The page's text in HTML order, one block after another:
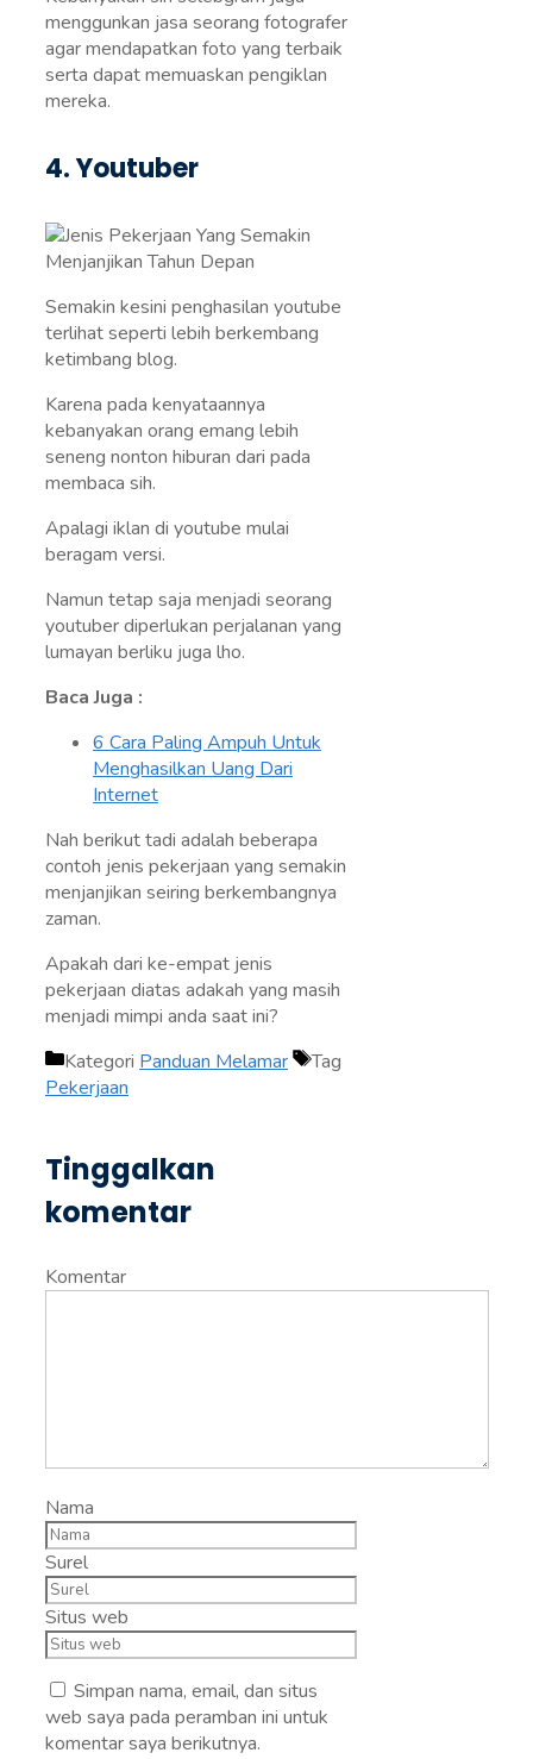
menggunkan jasa seorang fotografer
agar mendapatkan foto yang terbaik
serta dapat memuaskan pengiklan
mereka.
4. Youtuber
Semakin kesini penghasilan youtube
terlihat seperti lebih berkembang
ketimbang blog.
Karena pada kenyataannya
kebanyakan orang emang lebih
seneng nonton hiburan dari pada
membaca sih.
Apalagi iklan di youtube mulai
beragam versi.
Namun tetap saja menjadi seorang
youtuber diperlukan perjalanan yang
lumayan berliku juga lho.
Baca Juga :
6 Cara Paling Ampuh Untuk
Menghasilkan Uang Dari
Internet
Nah berikut tadi adalah beberapa
contoh jenis pekerjaan yang semakin
menjanjikan seiring berkembangnya
zaman.
Apakah dari ke-empat jenis
pekerjaan diatas adakah yang masih
menjadi mimpi anda saat ini?
Kategori Panduan Melamar
Tag
Pekerjaan
Tinggalkan
komentar
Komentar
Nama
Surel
Situs web
Simpan nama, email, dan situs
web saya pada peramban ini untuk
komentar saya berikutnya.